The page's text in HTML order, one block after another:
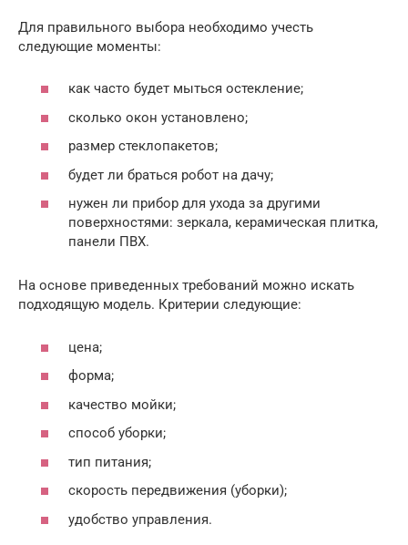
Для правильного выбора необходимо учесть
следующие моменты:
как часто будет мыться остекление;
сколько окон установлено;
размер стеклопакетов;
будет ли браться робот на дачу;
нужен ли прибор для ухода за другими
поверхностями: зеркала, керамическая плитка,
панели ПВХ.
На основе приведенных требований можно искать
подходящую модель. Критерии следующие:
цена;
форма;
качество мойки;
способ уборки;
тип питания;
скорость передвижения (уборки);
удобство управления.